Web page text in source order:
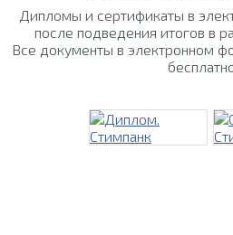
Дипломы и сертификаты в
после подведения итогов в
Все документы в электронном